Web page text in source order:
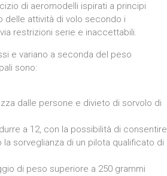
di aeromodelli ispirati a principi
delle attività di volo secondo i
restrizioni serie e inaccettabili.
e variano a seconda del peso
sono:
dalle persone e divieto di sorvolo di
a 12, con la possibilità di consentire
sorveglianza di un pilota qualificato di
di peso superiore a 250 grammi